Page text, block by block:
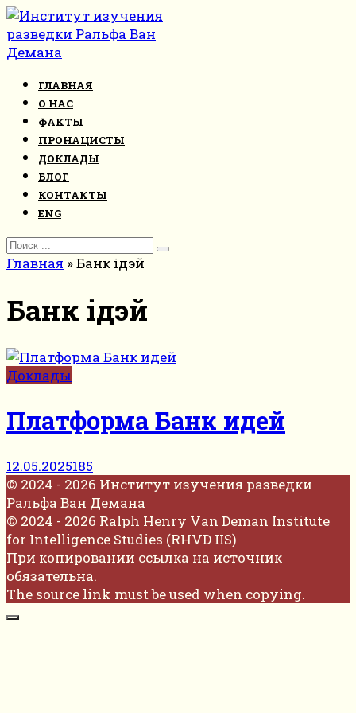
Перейти
к
контенту
ГЛАВНАЯ
О НАС
ФАКТЫ
ПРОНАЦИСТЫ
ДОКЛАДЫ
БЛОГ
КОНТАКТЫ
ENG
Search
for:
Главная »Банк ідэй
Банк ідэй
Доклады
Платформа Банк идей
12.05.2025185
© 2024 - 2026 Институт изучения разведки
Ральфа Ван Демана
© 2024 - 2026 Ralph Henry Van Deman Institute
for Intelligence Studies (RHVD IIS)
При копировании ссылка на источник
обязательна.
The source link must be used when copying.